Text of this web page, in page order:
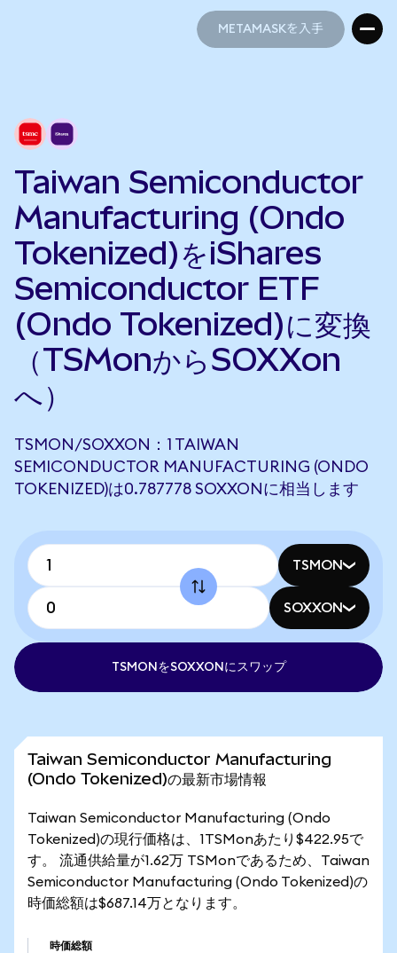
METAMASKを入手
Taiwan Semiconductor
Manufacturing (Ondo
Tokenized)をiShares
Semiconductor ETF
(Ondo Tokenized)に変換
（TSMonからSOXXon
へ）
TSMON/SOXXON：1 TAIWAN
SEMICONDUCTOR MANUFACTURING (ONDO
TOKENIZED)は0.787778 SOXXONに相当します
TSMON
SOXXON
TSMONをSOXXONにスワップ
Taiwan Semiconductor Manufacturing
(Ondo Tokenized)の最新市場情報
Taiwan Semiconductor Manufacturing (Ondo
Tokenized)の現行価格は、1TSMonあたり$422.95で
す。 流通供給量が1.62万 TSMonであるため、Taiwan
Semiconductor Manufacturing (Ondo Tokenized)の
時価総額は$687.14万となります。
時価総額